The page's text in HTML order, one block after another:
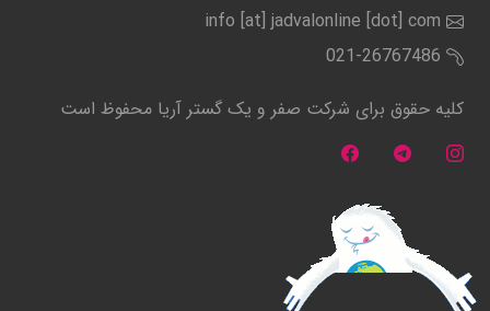
info [at] jadvalonline [dot] com
021-26767486
کلیه حقوق برای شرکت صفر و یک گستر آریا محفوظ است